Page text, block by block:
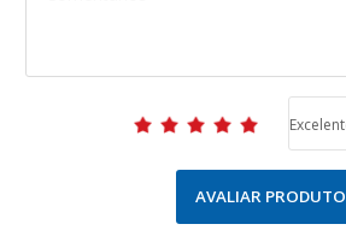
AVALIAR PRODUTO